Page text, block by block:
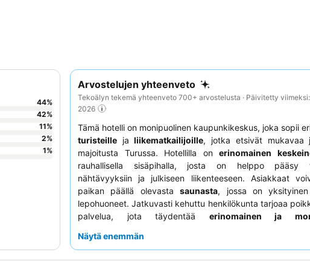
Arvostelujen yhteenveto
Tekoälyn tekemä yhteenveto 700+ arvostelusta · Päivitetty
2026
Tämä hotelli on monipuolinen kaupunkikeskus, joka sopii
turisteille jaliikematkailijoille, jotka etsivät mukavaa
majoitusta Turussa. Hotellilla on erinomainen
rauhallisella sisäpihalla, josta on helppo pääsy
nähtävyyksiin ja julkiseen liikenteeseen. Asiakkaat
paikan päällä olevastasaunasta, jossa on
lepohuoneet. Jatkuvasti kehuttu henkilökunta tarjoaa
palvelua, jota täydentää erinomainen ja
Rauhallisempaa kokemusta kaipaavien asiakkaiden
Näytä enemmän
44%
42%
11%
2%
1%